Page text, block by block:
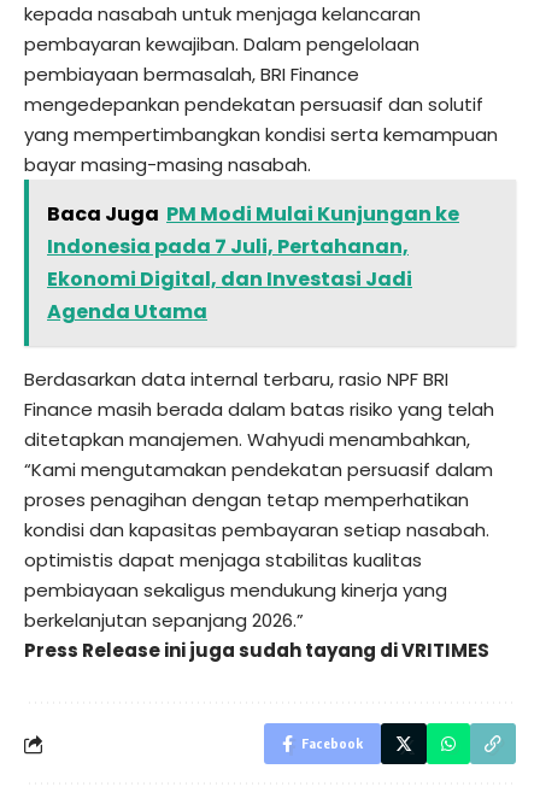
kepada nasabah untuk menjaga kelancaran
pembayaran kewajiban. Dalam pengelolaan
pembiayaan bermasalah, BRI Finance
mengedepankan pendekatan persuasif dan solutif
yang mempertimbangkan kondisi serta kemampuan
bayar masing-masing nasabah.
Baca Juga PM Modi Mulai Kunjungan ke
Indonesia pada 7 Juli, Pertahanan,
Ekonomi Digital, dan Investasi Jadi
Agenda Utama
Berdasarkan data internal terbaru, rasio NPF BRI
Finance masih berada dalam batas risiko yang telah
ditetapkan manajemen. Wahyudi menambahkan,
“Kami mengutamakan pendekatan persuasif dalam
proses penagihan dengan tetap memperhatikan
kondisi dan kapasitas pembayaran setiap nasabah.
optimistis dapat menjaga stabilitas kualitas
pembiayaan sekaligus mendukung kinerja yang
berkelanjutan sepanjang 2026.”
Press Release ini juga sudah tayang diVRITIMES
Facebook